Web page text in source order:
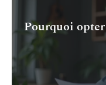
Pourquoi